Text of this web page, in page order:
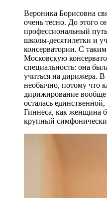
Вероника Борисовна
очень тесно. До этого
профессиональный
школы-десятилетки и
консерватории. С
Московскую
специальность: она
учиться на дирижера.
необычно, потому что
дирижирование вообще
осталась
Гиннеса, как женщина
крупный